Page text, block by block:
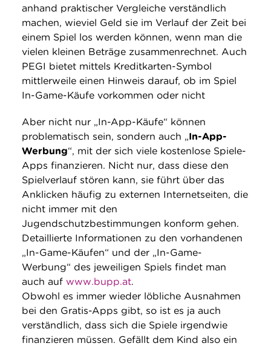
anhand praktischer Vergleiche verständlich
machen, wieviel Geld sie im Verlauf der Zeit bei
einem Spiel los werden können, wenn man die
vielen kleinen Beträge zusammenrechnet. Auch
PEGI bietet mittels Kreditkarten-Symbol
mittlerweile einen Hinweis darauf, ob im Spiel
In-Game-Käufe vorkommen oder nicht
Aber nicht nur „In-App-Käufe“ können
problematisch sein, sondern auch „In-App-
Werbung“, mit der sich viele kostenlose Spiele-
Apps finanzieren. Nicht nur, dass diese den
Spielverlauf stören kann, sie führt über das
Anklicken häufig zu externen Internetseiten, die
nicht immer mit den
Jugendschutzbestimmungen konform gehen.
Detaillierte Informationen zu den vorhandenen
„In-Game-Käufen“ und der „In-Game-
Werbung“ des jeweiligen Spiels findet man
auch auf www.bupp.at.
Obwohl es immer wieder löbliche Ausnahmen
bei den Gratis-Apps gibt, so ist es ja auch
verständlich, dass sich die Spiele irgendwie
finanzieren müssen. Gefällt dem Kind also ein